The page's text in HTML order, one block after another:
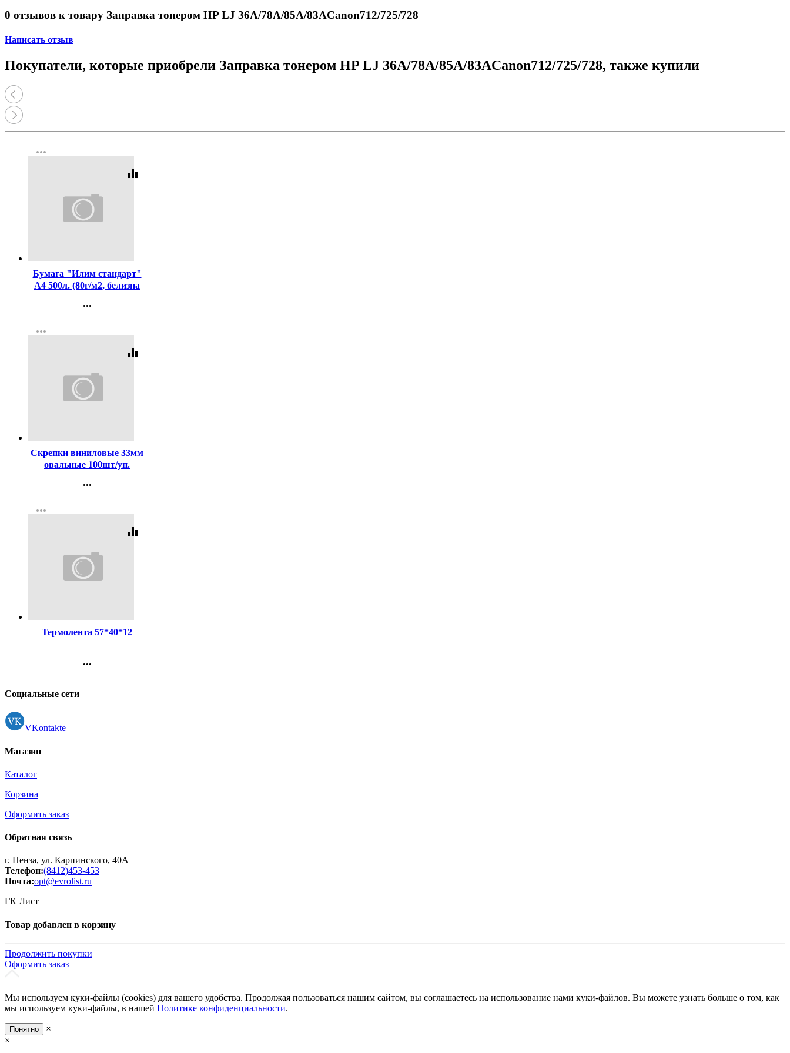
Оборудование банковское
Шредеры
0 отзывов к товару Заправка тонером HP LJ 36A/78A/85A/83АCanon712/725/728
Написать отзыв
Покупатели, которые приобрели Заправка тонером HP LJ 36A/78A/85A/83АCanon712/725/728, также купили
more_horiz
equalizer
Бумага "Илим стандарт"
А4 500л. (80г/м2, белизна
...
Регистрация
more_horiz
equalizer
Скрепки виниловые 33мм
овальные 100шт/уп.
арт.4135325
...
Регистрация
more_horiz
equalizer
Термолента 57*40*12
...
Регистрация
Социальные сети
VKontakte
Магазин
Каталог
Корзина
Оформить заказ
Обратная связь
г. Пенза, ул. Карпинского, 40А
Телефон:(8412)453-453
Почта:opt@evrolist.ru
ГК Лист
Товар добавлен в корзину
Продолжить покупки
Оформить заказ
Мы используем куки-файлы (cookies) для вашего удобства. Продолжая пользоваться нашим сайтом, вы соглашаетесь на использование нами куки-файлов. Вы можете узнать больше о том, как
мы используем куки-файлы, в нашей Политике конфиденциальности.
Понятно
×
×